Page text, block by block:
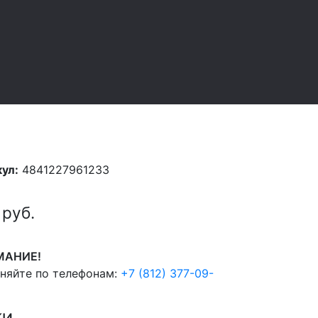
4841227961233
руб.
по телефонам: +7 (812) 377-09-